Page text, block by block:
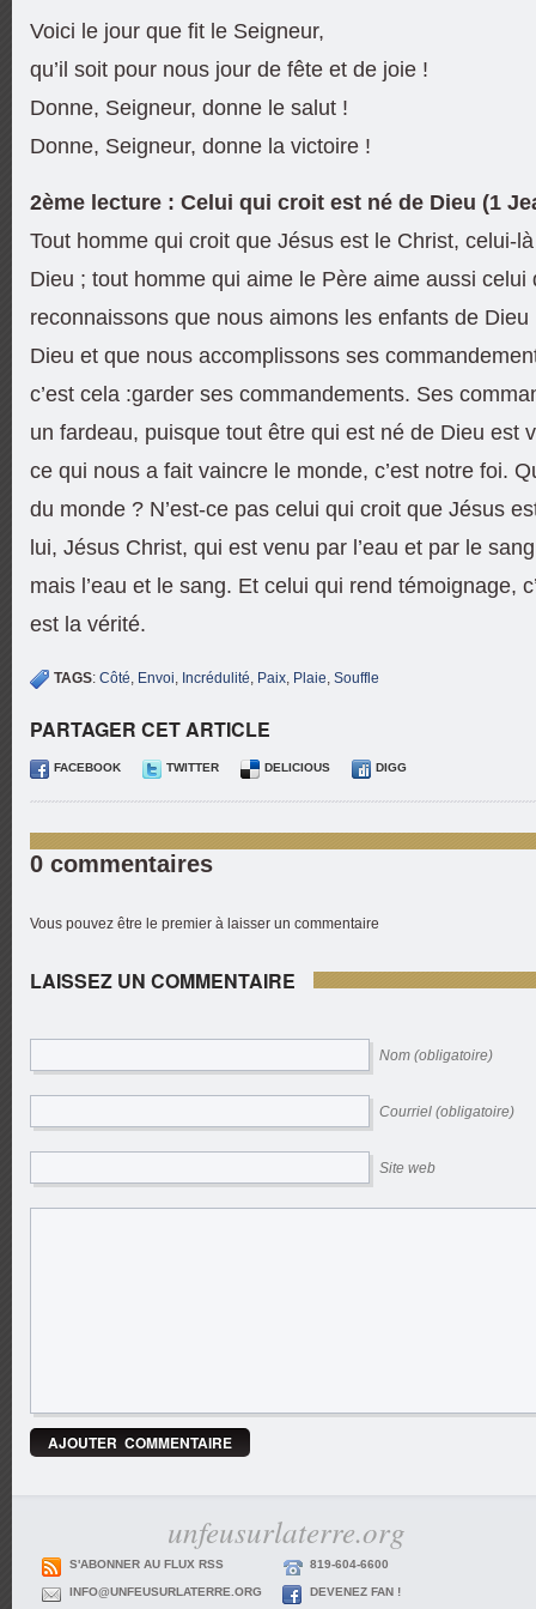
Voici le jour que fit le Seigneur,
qu’il soit pour nous jour de fête et de joie !
Donne, Seigneur, donne le salut !
Donne, Seigneur, donne la victoire !
2ème lecture : Celui qui croit est né de Dieu (1
Tout homme qui croit que Jésus est le Christ, celui-
Dieu ; tout homme qui aime le Père aime aussi
reconnaissons que nous aimons les enfants de
Dieu et que nous accomplissons ses
c’est cela :garder ses commandements. Ses
un fardeau, puisque tout être qui est né de Dieu est
ce qui nous a fait vaincre le monde, c’est notre foi.
du monde ? N’est-ce pas celui qui croit que Jésus
lui, Jésus Christ, qui est venu par l’eau et par le
mais l’eau et le sang. Et celui qui rend témoignage,
est la vérité.
TAGS: Côté, Envoi, Incrédulité, Paix, Plaie, Souffle
PARTAGER CET ARTICLE
FACEBOOK TWITTER DELICIOUS DIGG
0 commentaires
Vous pouvez être le premier à laisser un commentaire
LAISSEZ UN COMMENTAIRE
Nom (obligatoire)
Courriel (obligatoire)
Site web
unfeusurlaterre.org
S'ABONNER AU FLUX RSS 819-604-6600
INFO@UNFEUSURLATERRE.ORG DEVENEZ FAN !